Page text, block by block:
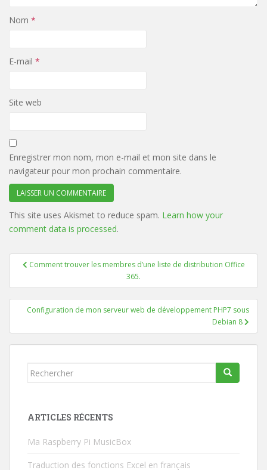
Nom *
E-mail *
Site web
Enregistrer mon nom, mon e-mail et mon site dans le
navigateur pour mon prochain commentaire.
This site uses Akismet to reduce spam. Learn how your
comment data is processed.
Navigation
l’article
Comment trouver les membres d’une liste de distribution Office
365.
Configuration de mon serveur web de développement PHP7 sous
Debian 8
Rechercher...
ARTICLES RÉCENTS
Ma Raspberry Pi MusicBox
Traduction des fonctions Excel en français